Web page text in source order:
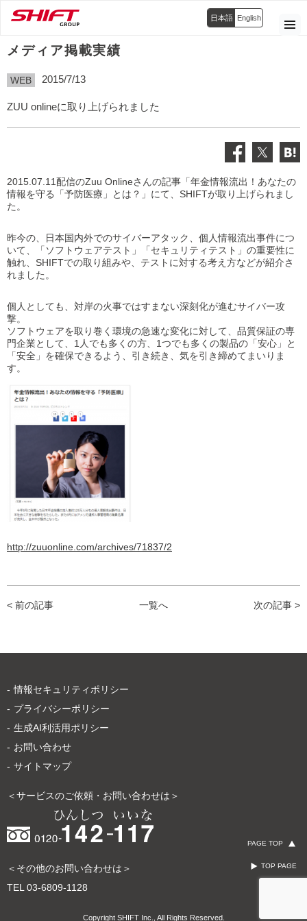
日本語 English
メディア掲載実績
WEB 2015/7/13
ZUU onlineに取り上げられました
2015.07.11配信のZuu Onlineさんの記事「年金情報流出！あなたの
情報を守る「予防医療」とは？」にて、SHIFTが取り上げられまし
た。
昨今の、日本国内外でのサイバーアタック、個人情報流出事件につ
いて、「ソフトウェアテスト」「セキュリティテスト」の重要性に
触れ、SHIFTでの取り組みや、テストに対する考え方などが紹介さ
れました。
個人としても、対岸の火事ではすまない深刻化が進むサイバー攻
撃。
ソフトウェアを取り巻く環境の急速な変化に対して、品質保証の専
門企業として、1人でも多くの方、1つでも多くの製品の「安心」と
「安全」を確保できるよう、引き続き、気を引き締めてまいりま
す。
http://zuuonline.com/archives/71837/2
< 前の記事 一覧へ 次の記事 >
PAGE TOP
TOP PAGE
情報セキュリティポリシー
プライバシーポリシー
生成AI利活用ポリシー
お問い合わせ
サイトマップ
＜サービスのご依頼・お問い合わせは＞
＜その他のお問い合わせは＞
TEL 03-6809-1128
Copyright SHIFT Inc., All Rights Reserved.